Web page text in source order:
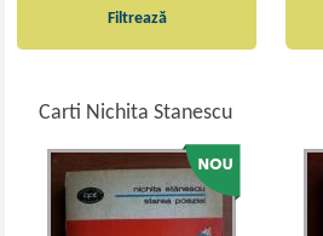
Filtrează
Carti Nichita Stanescu